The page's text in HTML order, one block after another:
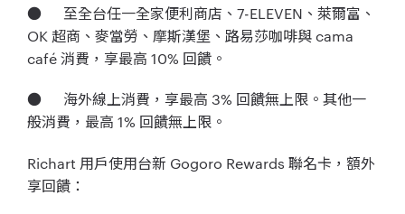
● 至全台任一全家便利商店、7-ELEVEN、萊爾富、
OK 超商、麥當勞、摩斯漢堡、路易莎咖啡與 cama
café 消費，享最高 10% 回饋。
● 海外線上消費，享最高 3% 回饋無上限。其他一
般消費，最高 1% 回饋無上限。
Richart 用戶使用台新 Gogoro Rewards 聯名卡，額外
享回饋：